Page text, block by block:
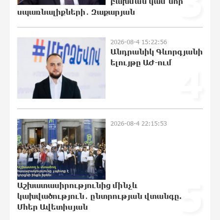
ինքնասպան լինել
ԵԱՏՄ֊ն չի ուզում, որ իր միջոցներով
զարգանա Հայաստանի
տնտեսությունը ու հետո գնա ԵՄ.
Արշակ Կարապետյան
ԱՄՆ վերաքննիչ դատարանը
արգելափակել է Թրամփի 400 միլիոն
դոլար արժողությամբ Սպիտակ տան
պարահանդեսային դահլիճի
նախագիծը
Կաթողիկոսի նկատմամբ
իրականացվող
սպառնալիքների․ Զաքարյան
2026-08-4 15:22:56
Անդրանիկ Գևորգյանի
ելույթը ԱԺ-ում
5
2026-08-4 22:15:53
Աշխատասիրությունից մինչև
կախվածություն․ ընտրության վտանգը.
Մհեր Ավետիսյան